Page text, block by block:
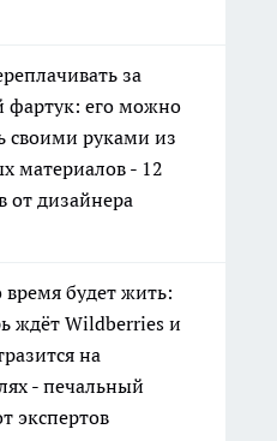
за
фартук: его можно
своими руками из
материалов - 12
от дизайнера
время будет жить:
ждёт Wildberries и
на
- печальный
экспертов